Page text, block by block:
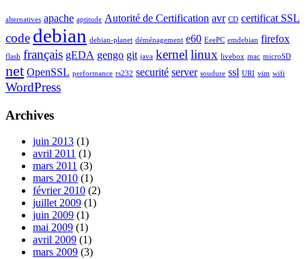
alternatives apache aptitude Autorité de Certification avr CD certificat SSL
code debian debian-planet déménagement e60 EeePC emdebian firefox
flash français gEDA gengo git java kernel linux livebox mac microSD
net OpenSSL performance rs232 securité server soudure ssl URI vim wifi
WordPress
Archives
juin 2013 (1)
avril 2011 (1)
mars 2011 (3)
mars 2010 (1)
février 2010 (2)
juillet 2009 (1)
juin 2009 (1)
mai 2009 (1)
avril 2009 (1)
mars 2009 (3)